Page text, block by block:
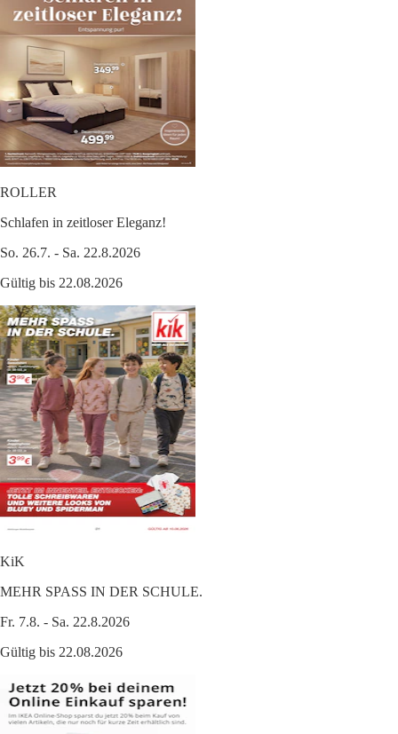
ROLLER
Schlafen in zeitloser Eleganz!
So. 26.7. - Sa. 22.8.2026
Gültig bis 22.08.2026
KiK
MEHR SPASS IN DER SCHULE.
Fr. 7.8. - Sa. 22.8.2026
Gültig bis 22.08.2026